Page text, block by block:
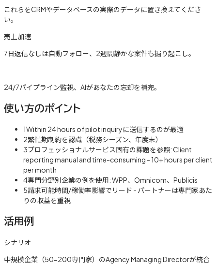
これらをCRMやデータベースの実際のデータに置き換えてくださ
い。
売上加速
7日返信なしは自動フォロー、2週間静かな案件も掘り起こし。
24/7パイプライン監視、AIがあなたの忘却を補完。
使い方のポイント
1Within 24 hours of pilot inquiryに送信するのが最適
2繁忙期制約を認識（税務シーズン、年度末）
3プロフェッショナルサービス固有の課題を参照: Client
reporting manual and time-consuming - 10+ hours per client
per month
4専門分野別企業の例を使用: WPP、Omnicom、Publicis
5請求可能時間/稼働率影響でリード - パートナーは専門家あた
りの収益を重視
活用例
シナリオ
中規模企業（50-200専門家）のAgency Managing Directorが統合